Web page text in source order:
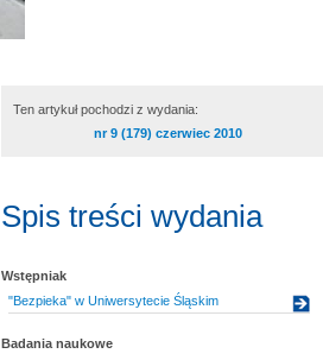
Ten artykuł pochodzi z wydania:
nr 9 (179) czerwiec 2010
Spis treści wydania
Wstępniak
"Bezpieka" w Uniwersytecie Śląskim
Badania naukowe